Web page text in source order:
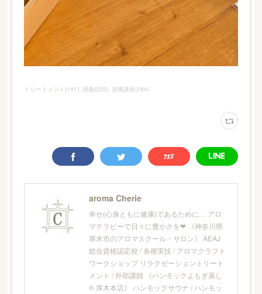
トリートメント (141) 講義(205) 資格講座(184)
aroma Cherie
幸せ(心身ともに健康)であるために… アロ
マテラピーで日々に豊かさを❤︎ 《神奈川県
厚木市のアロマスクール・サロン》 AEAJ
総合資格認定校 / 各種実技 / アロマクラフト
ワークショップ リラクゼーショントリート
メント / 外部講師 《ハンモックよもぎ蒸し
® 厚木本店》 ハンモックサウナ / ハンモッ